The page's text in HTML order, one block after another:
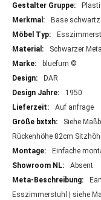
Base schwartz
Schwarzer
bluefurn ©
DAR
1950
Auf anfrage
Siehe
Rückenhöhe 82cm
Einfache
Absent
Esszimmerstuhl | siehe